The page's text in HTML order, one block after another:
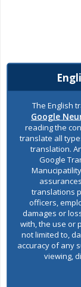
The English
Google
reading the
translate all
translation.
Google
translations
officers,
damages or
with, the use or
not limited to,
accuracy of any
viewing,